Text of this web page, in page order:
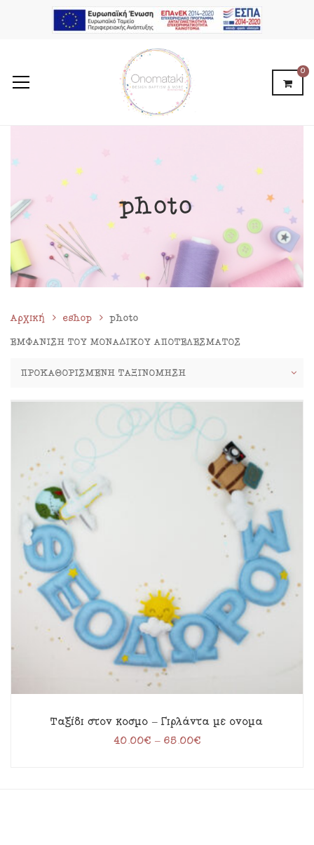
0
photo
Αρχική eshop photo
ΕΜΦΆΝΙΣΗ ΤΟΥ ΜΟΝΑΔΙΚΟΎ ΑΠΟΤΕΛΈΣΜΑΤΟΣ
Ταξίδι στον κόσμο – Γιρλάντα με όνομα
40.00€ – 65.00€